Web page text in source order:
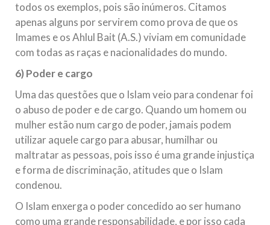
todos os exemplos, pois são inúmeros. Citamos
apenas alguns por servirem como prova de que os
Imames e os Ahlul Bait (A.S.) viviam em comunidade
com todas as raças e nacionalidades do mundo.
6) Poder e cargo
Uma das questões que o Islam veio para condenar foi
o abuso de poder e de cargo. Quando um homem ou
mulher estão num cargo de poder, jamais podem
utilizar aquele cargo para abusar, humilhar ou
maltratar as pessoas, pois isso é uma grande injustiça
e forma de discriminação, atitudes que o Islam
condenou.
O Islam enxerga o poder concedido ao ser humano
como uma grande responsabilidade, e por isso cada